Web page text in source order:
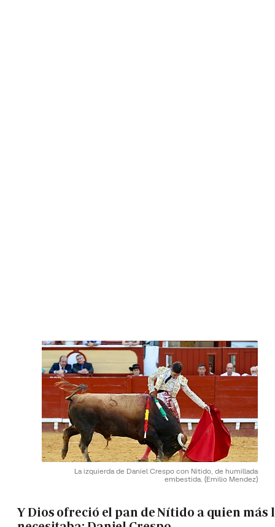
La izquierda de Daniel Crespo con Nitido, de humillada
embestida. (Emilio Mendez)
Y Dios ofreció el pan de Nítido a quien más